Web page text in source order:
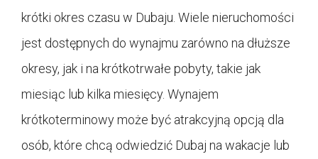
krótki okres czasu w Dubaju. Wiele nieruchomości
jest dostępnych do wynajmu zarówno na dłuższe
okresy, jak i na krótkotrwałe pobyty, takie jak
miesiąc lub kilka miesięcy. Wynajem
krótkoterminowy może być atrakcyjną opcją dla
osób, które chcą odwiedzić Dubaj na wakacje lub